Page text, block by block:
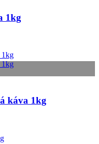
1kg
káva 1kg